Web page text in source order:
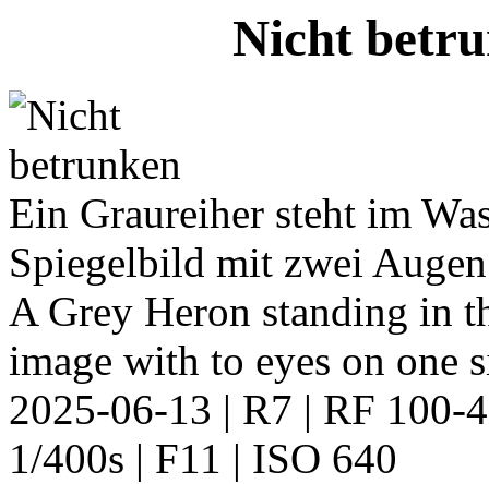
Nicht
Ein Graureiher steht im
Spiegelbild mit zwei
A Grey Heron standing in
image with to eyes on one
2025-06-13 | R7 | RF 100-
1/400s | F11 | ISO 640